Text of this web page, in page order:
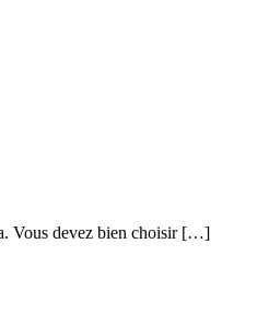
Vous devez bien choisir […]